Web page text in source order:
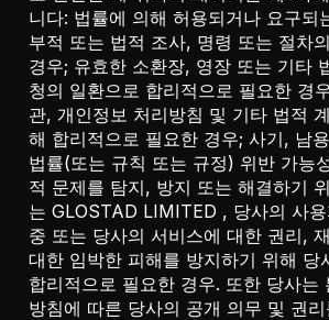
니다: 법률에 의해 허용되거나 요구되
부적 또는 법적 조사, 명령 또는 절차
경우; 유효한 소환장, 영장 또는 기타
청의 일환으로 합리적으로 필요한 경
관, 개인정보 처리방침 및 기타 법적
해 합리적으로 필요한 경우; 사기, 남
법률(또는 규칙 또는 규정) 위반 가능
적 문제를 탐지, 방지 또는 해결하기
는 GLOSTAD LIMITED , 당사의 사
중 또는 당사의 서비스에 대한 권리,
대한 임박한 피해를 방지하기 위해 당
합리적으로 필요한 경우. 또한 당사는
방침에 따른 당사의 공개 의무 및 권